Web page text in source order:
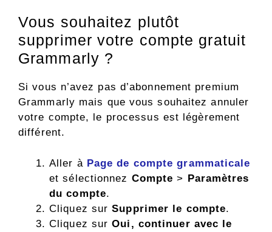
Vous souhaitez plutôt
supprimer votre compte gratuit
Grammarly ?
Si vous n’avez pas d’abonnement premium
Grammarly mais que vous souhaitez annuler
votre compte, le processus est légèrement
différent.
Aller à Page de compte grammaticale
et sélectionnez Compte > Paramètres
du compte.
Cliquez surSupprimer le compte.
Cliquez surOui, continuer avec le